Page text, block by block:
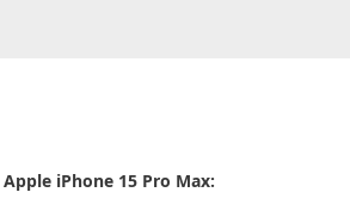
iPhone 15 Pro Max: